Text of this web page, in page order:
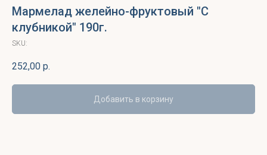
Мармелад желейно-фруктовый "С
клубникой" 190г.
SKU:
252,00 р.
Добавить в корзину